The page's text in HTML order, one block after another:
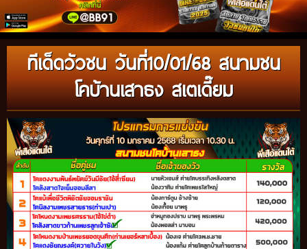
ทีเด็ดวัวชน วันที่10/01/68 สนามชน
โคบ้านเสาธง สเตเดี๊ยม